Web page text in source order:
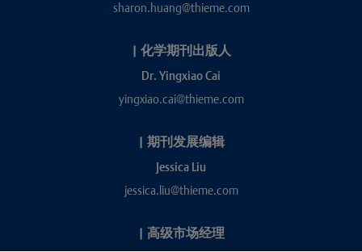
sharon.huang@thieme.com
| 化学期刊出版人
Dr. Yingxiao Cai
yingxiao.cai@thieme.com
| 期刊发展编辑
Jessica Liu
jessica.liu@thieme.com
| 高级市场经理